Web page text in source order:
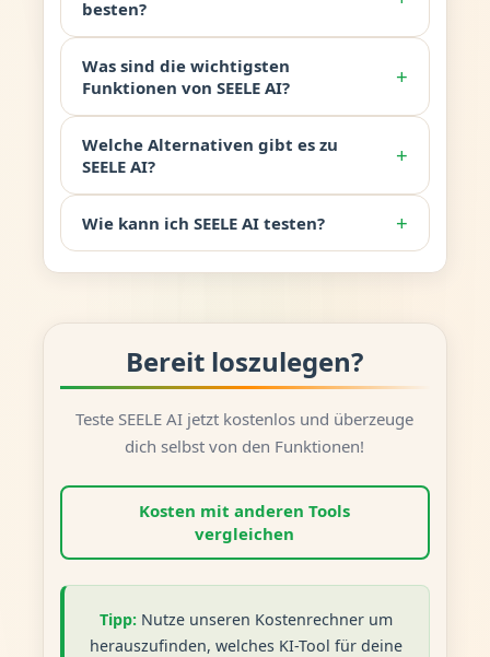
besten?
Was sind die wichtigsten
Funktionen von SEELE AI?
+
Welche Alternativen gibt es zu
SEELE AI?
+
Wie kann ich SEELE AI testen? +
Bereit loszulegen?
Teste SEELE AI jetzt kostenlos und überzeuge
dich selbst von den Funktionen!
Kosten mit anderen Tools
vergleichen
Tipp: Nutze unseren Kostenrechner um
herauszufinden, welches KI-Tool für deine